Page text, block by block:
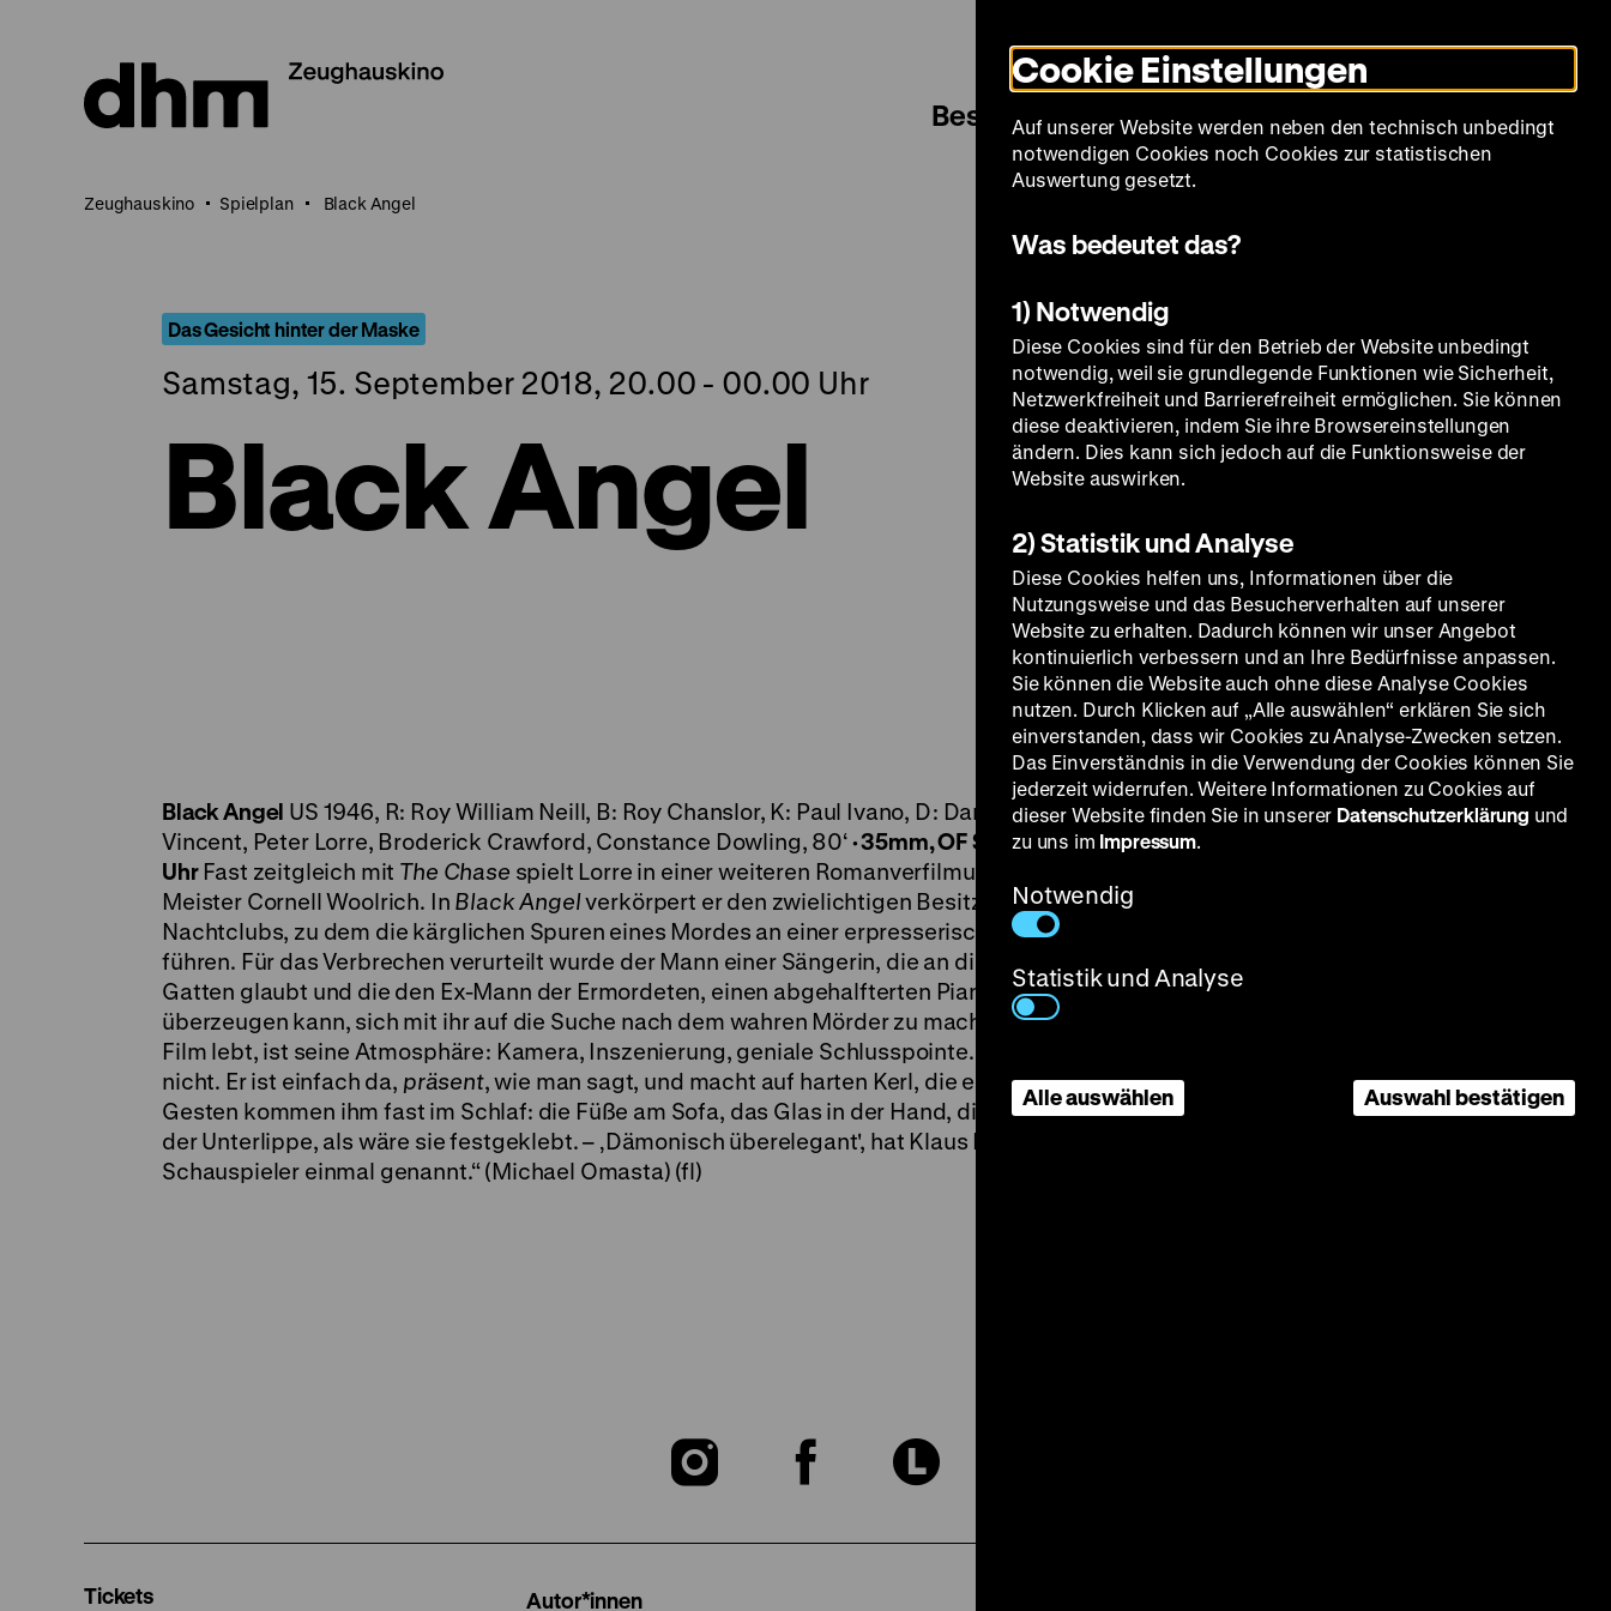
Seiteninhalt
springen
Modus
umschalten
Sprache
Besuch Spielplan Filmreihen Über uns
Zeughauskino Spielplan Black Angel
Das Gesicht hinter der Maske
Samstag, 15. September 2018, 20.00 - 00.00 Uhr
Black Angel
Black Angel US 1946, R: Roy William Neill, B: Roy Chanslor, K: Paul Ivano, D: Dan Duryea, June
Vincent, Peter Lorre, Broderick Crawford, Constance Dowling, 80‘· 35mm, OFSA 15.09. um21
UhrFast zeitgleich mit The Chase spielt Lorre in einer weiteren Romanverfilmung nach Noir-
Meister Cornell Woolrich. In Black Angelverkörpert er den zwielichtigen Besitzer eines
Nachtclubs, zu dem die kärglichen Spuren eines Mordes an einer erpresserischen Blondine
führen. Für das Verbrechen verurteilt wurde der Mann einer Sängerin, die an die Unschuld ihres
Gatten glaubt und die den Ex-Mann der Ermordeten, einen abgehalfterten Pianisten, davon
überzeugen kann, sich mit ihr auf die Suche nach dem wahren Mörder zu machen. „Wovon der
Film lebt, ist seine Atmosphäre: Kamera, Inszenierung, geniale Schlusspointe. Lorre spielt
nicht. Er ist einfach da, präsent, wie man sagt, und macht auf harten Kerl, die entsprechenden
Gesten kommen ihm fast im Schlaf: die Füße am Sofa, das Glas in der Hand, die Zigarette an
der Unterlippe, als wäre sie festgeklebt. – ‚Dämonisch überelegant', hat Klaus Mann den
Schauspieler einmal genannt.“ (Michael Omasta) (fl)
Zu
Zu
Zu
Tickets Autor*innen
Cookie Einstellungen
Auf unserer Website werden neben den technisch unbedingt
notwendigen Cookies noch Cookies zur statistischen
Auswertung gesetzt.
Was bedeutet das?
1) Notwendig
Diese Cookies sind für den Betrieb der Website unbedingt
notwendig, weil sie grundlegende Funktionen wie Sicherheit,
Netzwerkfreiheit und Barrierefreiheit ermöglichen. Sie können
diese deaktivieren, indem Sie ihre Browsereinstellungen
ändern. Dies kann sich jedoch auf die Funktionsweise der
Website auswirken.
2) Statistik und Analyse
Diese Cookies helfen uns, Informationen über die
Nutzungsweise und das Besucherverhalten auf unserer
Website zu erhalten. Dadurch können wir unser Angebot
kontinuierlich verbessern und an Ihre Bedürfnisse anpassen.
Sie können die Website auch ohne diese Analyse Cookies
nutzen. Durch Klicken auf „Alle auswählen“ erklären Sie sich
einverstanden, dass wir Cookies zu Analyse-Zwecken setzen.
Das Einverständnis in die Verwendung der Cookies können Sie
jederzeit widerrufen. Weitere Informationen zu Cookies auf
dieser Website finden Sie in unserer Datenschutzerklärung und
zu uns im Impressum.
Notwendig
Statistik und Analyse
Alle auswählen Auswahl bestätigen